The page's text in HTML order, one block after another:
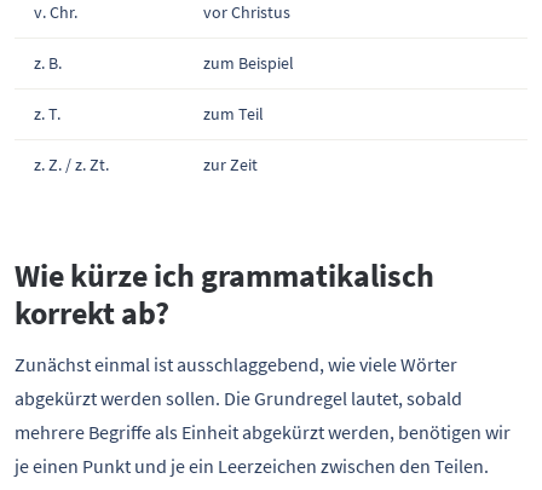
v. Chr. vor Christus
z. B. zum Beispiel
z. T. zum Teil
z. Z. / z. Zt. zur Zeit
Wie kürze ich grammatikalisch
korrekt ab?
Zunächst einmal ist ausschlaggebend, wie viele Wörter
abgekürzt werden sollen. Die Grundregel lautet, sobald
mehrere Begriffe als Einheit abgekürzt werden, benötigen wir
je einen Punkt und je ein Leerzeichen zwischen den Teilen.